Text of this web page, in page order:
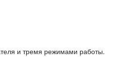
и тремя режимами работы.